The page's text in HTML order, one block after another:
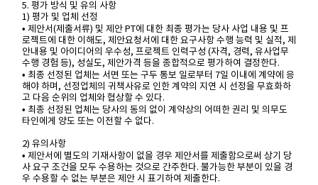
5. 평가 방식 및 유의 사항
1) 평가 및 업체 선정
• 제안서(제출서류) 및 제안 PT에 대한 최종 평가는 당사 사업 내용 및 프
로젝트에 대한 이해도, 제안요청서에 대한 요구사항 수행 능력 및 실적, 제
안내용 및 아이디어의 우수성, 프로젝트 인력구성 (자격, 경력, 유사업무
수행 경험 등), 성실도, 제안가격 등을 종합적으로 평가하여 결정한다.
• 최종 선정된 업체는 서면 또는 구두 통보 일로부터 7일 이내에 계약에 응
해야 하며, 선정업체의 귀책사유로 인한 계약의 지연 시 선정을 무효화하
고 다음 순위의 업체와 협상할 수 있다.
• 최종 선정된 업체는 당사의 동의 없이 계약상의 어떠한 권리 및 의무도
타인에게 양도 또는 이전할 수 없다.
2) 유의사항
• 제안서에 별도의 기재사항이 없을 경우 제안서를 제출함으로써 상기 당
사 요구 조건을 모두 수용하는 것으로 간주한다. 불가능한 부분이 있을 경
우 수용할 수 없는 부분은 제안 시 표기하여 제출한다.